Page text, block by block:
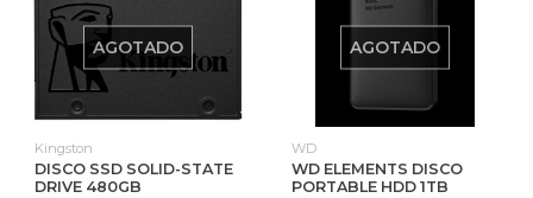
AGOTADO
Kingston
DISCO SSD SOLID-STATE
DRIVE 480GB
AGOTADO
WD
WD ELEMENTS DISCO
PORTABLE HDD 1TB